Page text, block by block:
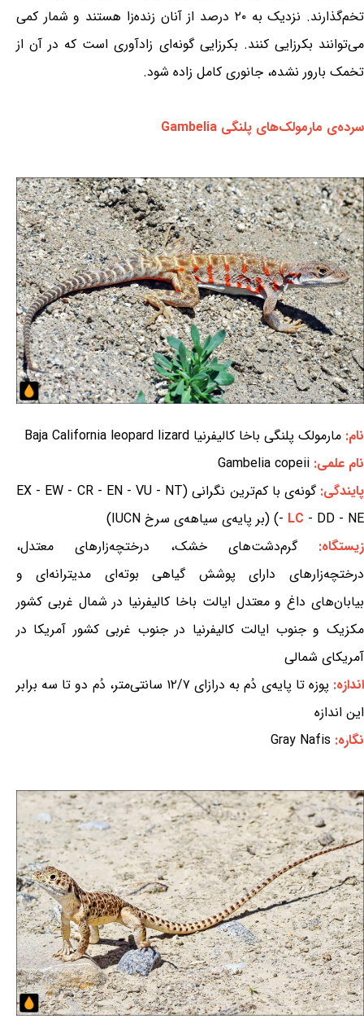
تخم‌گذارند. نزدیک به ۲۰ درصد از آنان زنده‌زا هستند و شمار کمی
می‌توانند بکرزایی کنند. بکرزایی گونه‌ای زادآوری است که در آن از
تخمک بارور نشده، جانوری کامل زاده شود.
سرده‌ی مارمولک‌های پلنگی Gambelia
نام: مارمولک پلنگی باخا کالیفرنیا Baja California leopard lizard
نام علمی: Gambelia copeii
پایندگی:
گونه‌ی با کم‌ترین نگرانی (EX - EW - CR - EN - VU - NT
- LC - DD - NE) (بر پایه‌ی سیاهه‌ی سرخ IUCN)
زیستگاه:گرم‌دشت‌های خشک، درختچه‌زارهای معتدل،
درختچه‌زارهای دارای پوشش گیاهی بوته‌ای مدیترانه‌ای و
بیابان‌های داغ و معتدل ایالت باخا کالیفرنیا در شمال غربی کشور
مکزیک و جنوب ایالت کالیفرنیا در جنوب غربی کشور آمریکا در
آمریکای شمالی
اندازه:
پوزه تا پایه‌ی دُم به درازای ۱۲/۷ سانتی‌متر، دُم دو تا سه برابر
این اندازه
نگاره: Gray Nafis